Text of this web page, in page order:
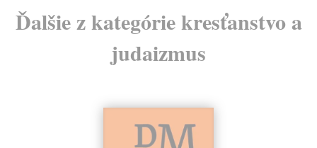
Ďalšie z kategórie kresťanstvo a
judaizmus